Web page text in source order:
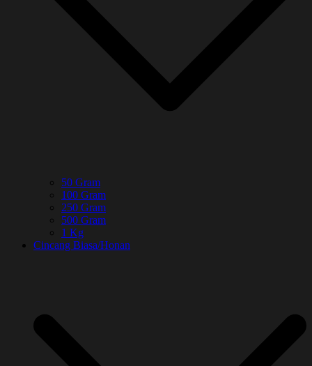
50 Gram
100 Gram
250 Gram
500 Gram
1 Kg
Cincang Biasa/Honan